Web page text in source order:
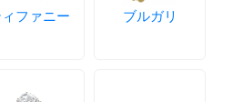
ファニー ブルガリ